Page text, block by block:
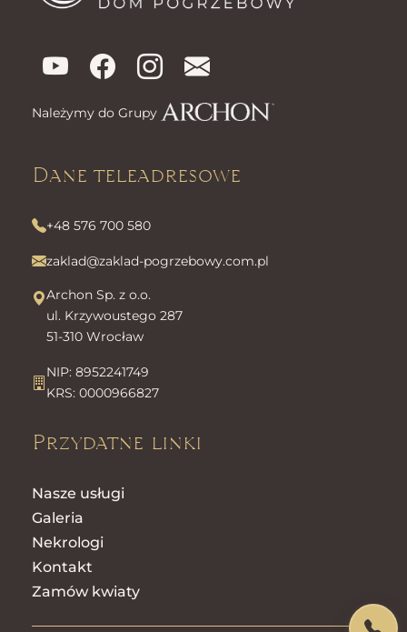
Należymy do Grupy
Dane teleadresowe
+48 576 700 580
zaklad@zaklad-pogrzebowy.com.pl
Archon Sp. z o.o.
ul. Krzywoustego 287
51-310 Wrocław
NIP: 8952241749
KRS: 0000966827
Przydatne linki
Nasze usługi
Galeria
Nekrologi
Kontakt
Zamów kwiaty